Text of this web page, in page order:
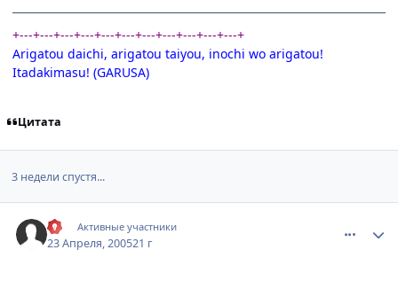
+---+---+---+---+---+---+---+---+---+---+---+
Arigatou daichi, arigatou taiyou, inochi wo arigatou!
Itadakimasu! (GARUSA)
Цитата
3 недели спустя...
Kil Активные участники
23 Апреля, 200521 г